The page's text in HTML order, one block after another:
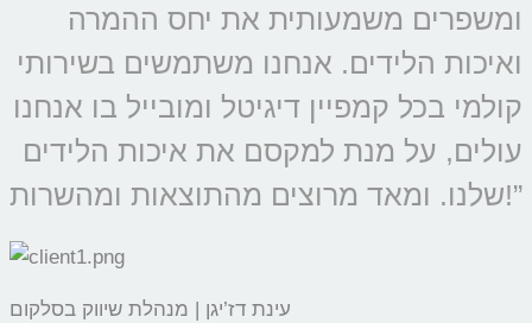
ומשפרים משמעותית את יחס ההמרה
ואיכות הלידים. אנחנו משתמשים בשירותי
קולמי בכל קמפיין דיגיטל ומובייל בו אנחנו
עולים, על מנת למקסם את איכות הלידים
שלנו. ומאד מרוצים מהתוצאות ומהשרות!”
עינת דז’יגן | מנהלת שיווק בסלקום